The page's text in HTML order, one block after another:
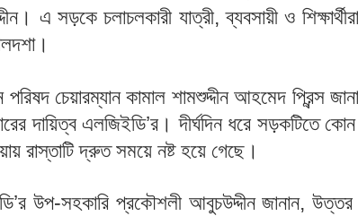
এ সড়কে চলাচলকারী যাত্রী, ব্যবসায়ী ও
পরিষদ চেয়ারম্যান কামাল শামশুদ্দীন আহমেদ প্রিন্স
দায়িত্ব এলজিইডি’র। দীর্ঘদিন ধরে সড়কটিতে
রাস্তাটি দ্রুত সময়ে নষ্ট হয়ে গেছে।
উপ-সহকারি প্রকৌশলী আবুচউদ্দীন জানান, উত্তর